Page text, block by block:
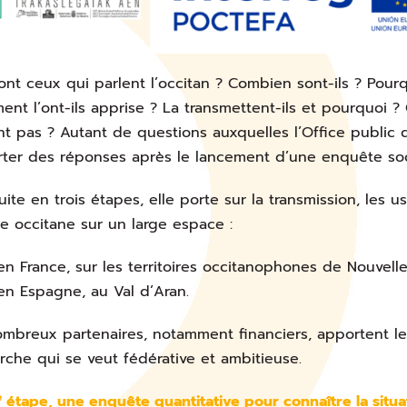
ceux qui parlent l’occitan ? Combien sont-ils ?
l’ont-ils apprise ? La transmettent-ils et pourquoi
pas ? Autant de questions auxquelles l’Office
des réponses après le lancement d’une enquête
en trois étapes, elle porte sur la transmission, les
occitane sur un large espace :
France, sur les territoires occitanophones de
Espagne, au Val d’Aran.
partenaires, notamment financiers, apportent
qui se veut fédérative et ambitieuse.
étape, une enquête quantitative pour connaître la